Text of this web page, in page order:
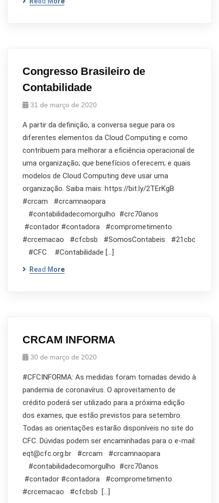
Congresso Brasileiro de
Contabilidade
31 de março de 2020
A partir da definição, a conversa segue para os
diferentes elementos da Cloud Computing e como
contribuem para melhorar a eficiência operacional de
uma organização; que benefícios oferecem; e quais
modelos de Cloud Computing deve usar uma
organização. Saiba mais: https://bit.ly/2TErKgB
#crcam #crcamnaopara
#contabilidadecomorgulho #crc70anos
#contador #contadora #comprometimento
#crcemacao #cfcbsb #SomosContabeis #21cbc
#CFC #Contabilidade […]
Read More
CRCAM INFORMA
30 de março de 2020
#CFCINFORMA: As medidas foram tomadas devido à
pandemia de coronavírus. O aproveitamento de
crédito poderá ser utilizado para a próxima edição
dos exames, que estão previstos para setembro.
Todas as orientações estarão disponíveis no site do
CFC. Dúvidas podem ser encaminhadas para o e-mail:
eqt@cfc.org.br #crcam #crcamnaopara
#contabilidadecomorgulho #crc70anos
#contador #contadora #comprometimento
#crcemacao #cfcbsb […]